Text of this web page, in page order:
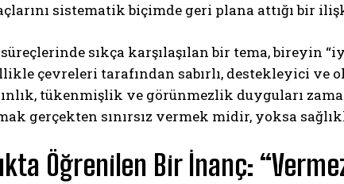
sistematik biçimde geri plana attığı bir
sıkça karşılaşılan bir tema, bireyin
çevreleri tarafından sabırlı, destekleyici ve
tükenmişlik ve görünmezlik duyguları
gerçekten sınırsız vermek midir, yoksa
Öğrenilen Bir İnanç: